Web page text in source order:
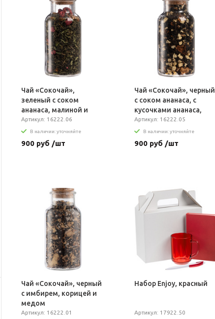
Чай «Сокочай»,
зеленый с соком
ананаса, малиной и
мятой
Артикул: 16222.06
В наличии: уточняйте
900 руб /шт
Чай «Сокочай», черный
с соком ананаса, с
кусочками ананаса,
яблока и корицы
Артикул: 16222.05
В наличии: уточняйте
900 руб /шт
Чай «Сокочай», черный
с имбирем, корицей и
медом
Артикул: 16222.01
Набор Enjoy, красный
Артикул: 17922.50